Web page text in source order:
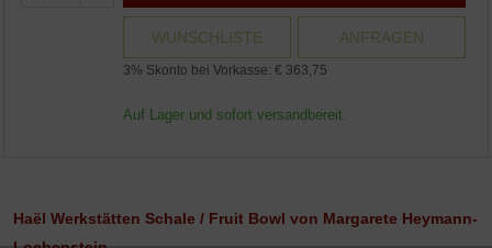
WUNSCHLISTE ANFRAGEN
3% Skonto bei Vorkasse: € 363,75
Auf Lager und sofort versandbereit.
Haël Werkstätten Schale / Fruit Bowl von Margarete Heymann-